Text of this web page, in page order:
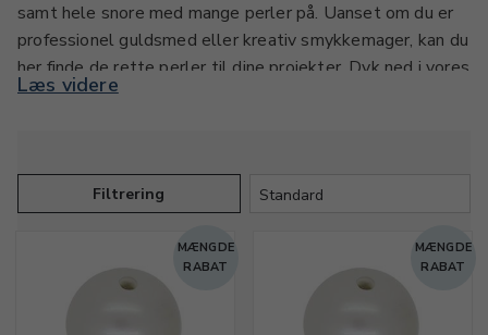
samt hele snore med mange perler på. Uanset om du er
professionel guldsmed eller kreativ smykkemager, kan du
her finde de rette perler til dine projekter. Dyk ned i vores
store udvalg i mange forskellige farver or størrelser.
Enferskvandsperledannes i muslinger, der trives i
ferskvand. Når et lille fremmedlegeme placeres i
muslingen, begynder den at udskille perlemor, som lag på
lag skaber en smuk perle. Denne naturlige proces kan
tage 5-7 år, hvilket gør hver perle helt unik. Kvaliteten
Læs videre
Filtrering
MÆNGDE
RABAT
MÆNGDE
RABAT